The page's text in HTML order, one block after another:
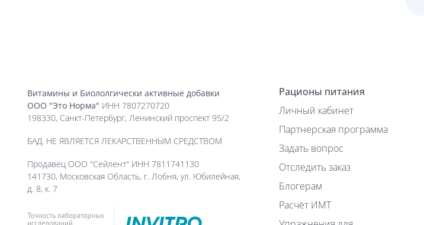
Витамины и Биололгически активные добавки
ООО "Это Норма" ИНН 7807270720
198330, Санкт-Петербург, Ленинский проспект 95/2
БАД. НЕ ЯВЛЯЕТСЯ ЛЕКАРСТВЕННЫМ СРЕДСТВОМ
Продавец ООО "Сейлент" ИНН 7811741130
141730, Московская Область, г. Лобня, ул. Юбилейная,
д. 8, к. 7
Рационы питания
Личный кабинет
Партнерская программа
Задать вопрос
Отследить заказ
Блогерам
Расчёт ИМТ